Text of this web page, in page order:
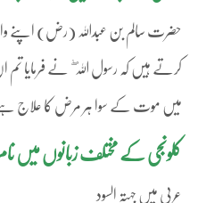
حضرت سالم بن عبداللہ (رض) اپنے
کرتے ہیں کہ رسول اللہ ۖ نے فرمایا تم
میں موت کے سوا ہر مرض کا علاج
کلونجی کے مختلف زبانوں میں
عربی میں جہتہ السود